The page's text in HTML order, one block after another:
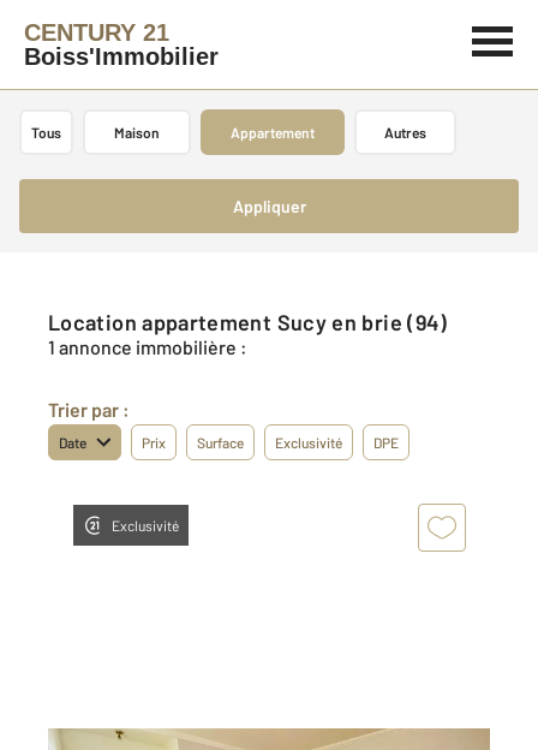
CENTURY 21
Boiss'Immobilier
Tous Maison Appartement Autres
Appliquer
Location appartement Sucy en brie (94)
1 annonce immobilière :
Trier par :
Date Prix Surface Exclusivité DPE
Exclusivité